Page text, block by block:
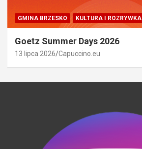
GMINA BRZESKO KULTURA I ROZRYWKA
Goetz Summer Days 2026
13 lipca 2026 Capuccino.eu